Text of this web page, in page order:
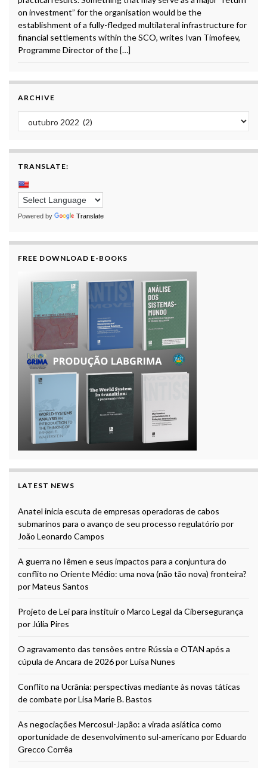
on investment” for the organisation would be the
establishment of a fully-fledged multilateral infrastructure for
financial settlements within the SCO, writes Ivan Timofeev,
Programme Director of the […]
ARCHIVE
Archive
TRANSLATE:
Powered by Translate
FREE DOWNLOAD E-BOOKS
LATEST NEWS
Anatel inicia escuta de empresas operadoras de cabos
submarinos para o avanço de seu processo regulatório por
João Leonardo Campos
A guerra no Iêmen e seus impactos para a conjuntura do
conflito no Oriente Médio: uma nova (não tão nova) fronteira?
por Mateus Santos
Projeto de Lei para instituir o Marco Legal da Cibersegurança
por Júlia Pires
O agravamento das tensões entre Rússia e OTAN após a
cúpula de Ancara de 2026 por Luísa Nunes
Conflito na Ucrânia: perspectivas mediante às novas táticas
de combate por Lisa Marie B. Bastos
As negociações Mercosul-Japão: a virada asiática como
oportunidade de desenvolvimento sul-americano por Eduardo
Grecco Corrêa